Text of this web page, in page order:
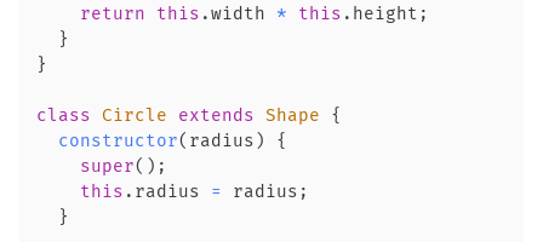
return
this .width * this . height ;
}
}
class Circle extends Shape
{
constructor( radius )
{
super( ) ;
this . radius = radius ;
}